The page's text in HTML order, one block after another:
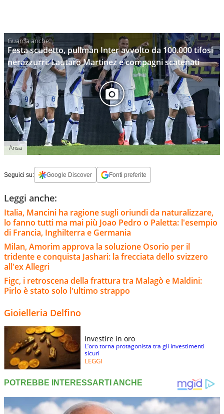
Festa scudetto, pullman Inter avvolto da 100.000 tifosi
nerazzurri: Lautaro Martinez e compagni scatenati
Ansa
Seguici su: Google Discover Fonti preferite
Leggi anche:
Italia, Mancini ha ragione sugli oriundi da naturalizzare,
lo fanno tutti ma mai più Joao Pedro o Paletta: l'esempio
di Francia, Inghilterra e Germania
Milan, Amorim approva la soluzione Osorio per il
tridente e conquista Jashari: la frecciata dello svizzero
all'ex Allegri
Figc, i retroscena della frattura tra Malagò e Maldini:
Pirlo è stato solo l'ultimo strappo
Gioielleria Delfino
Investire in oro
L’oro torna protagonista tra gli investimenti
sicuri
LEGGI